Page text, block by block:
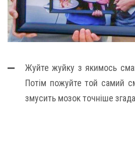
Жуйте жуйку з якимось
Потім пожуйте той самий
змусить мозок точніше